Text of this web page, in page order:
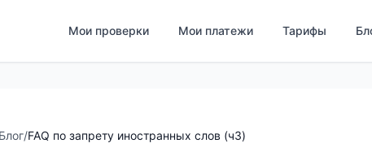
Мои проверки Мои платежи Тарифы
Блог/FAQ по запрету иностранных слов (ч3)